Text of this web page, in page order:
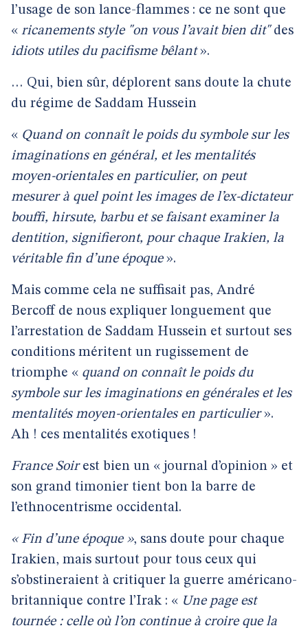
l’usage de son lance-flammes : ce ne sont que
« ricanements style "on vous l’avait bien dit" des
idiots utiles du pacifisme bêlant».
… Qui, bien sûr, déplorent sans doute la chute
du régime de Saddam Hussein
« Quand on connaît le poids du symbole sur les
imaginations en général, et les mentalités
moyen-orientales en particulier, on peut
mesurer à quel point les images de l’ex-dictateur
bouffi, hirsute, barbu et se faisant examiner la
dentition, signifieront, pour chaque Irakien, la
véritable fin d’une époque».
Mais comme cela ne suffisait pas, André
Bercoff de nous expliquer longuement que
l’arrestation de Saddam Hussein et surtout ses
conditions méritent un rugissement de
triomphe « quand on connaît le poids du
symbole sur les imaginations en générales et les
mentalités moyen-orientales en particulier».
Ah ! ces mentalités exotiques !
France Soirest bien un « journal d’opinion » et
son grand timonier tient bon la barre de
l’ethnocentrisme occidental.
« Fin d’une époque », sans doute pour chaque
Irakien, mais surtout pour tous ceux qui
s’obstineraient à critiquer la guerre américano-
britannique contre l’Irak : « Une page est
tournée : celle où l’on continue à croire que la